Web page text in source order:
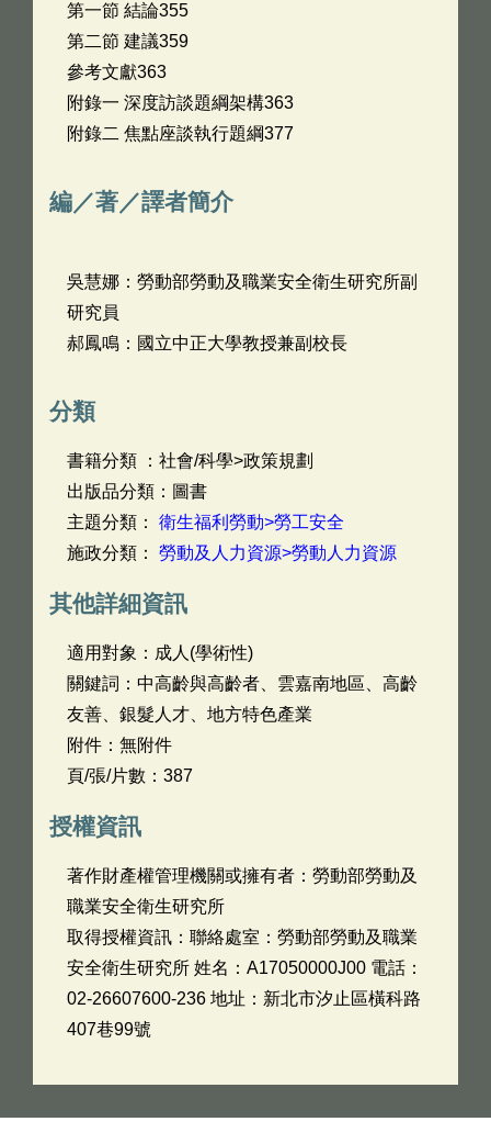
第一節 結論355
第二節 建議359
參考文獻363
附錄一 深度訪談題綱架構363
附錄二 焦點座談執行題綱377
編／著／譯者簡介
吳慧娜：勞動部勞動及職業安全衛生研究所副
研究員
郝鳳鳴：國立中正大學教授兼副校長
分類
書籍分類 ：社會/科學>政策規劃
出版品分類：圖書
主題分類： 衛生福利勞動>勞工安全
施政分類： 勞動及人力資源>勞動人力資源
其他詳細資訊
適用對象：成人(學術性)
關鍵詞：中高齡與高齡者、雲嘉南地區、高齡
友善、銀髮人才、地方特色產業
附件：無附件
頁/張/片數：387
授權資訊
著作財產權管理機關或擁有者：勞動部勞動及
職業安全衛生研究所
取得授權資訊：聯絡處室：勞動部勞動及職業
安全衛生研究所 姓名：A17050000J00 電話：
02-26607600-236 地址：新北市汐止區橫科路
407巷99號